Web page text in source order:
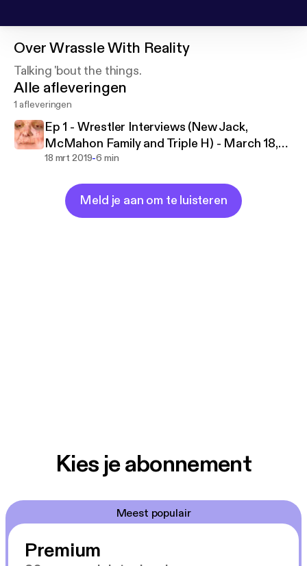
OverWrassle With Reality
Talking 'bout the things.
Alle afleveringen
1 afleveringen
Ep 1 - Wrestler Interviews (New Jack,
McMahon Family and Triple H) - March 18,
2019
18 mrt 2019-6 min
Meld je aan om te luisteren
Kies je abonnement
Meest populair
Premium